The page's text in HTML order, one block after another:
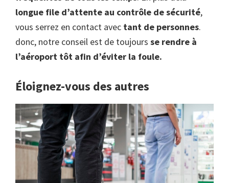
longue file d’attente au contrôle de sécurité,
vous serrez en contact avec tant de personnes.
donc, notre conseil est de toujours se rendre à
l’aéroport tôt afin d’éviter la foule.
Éloignez-vous des autres